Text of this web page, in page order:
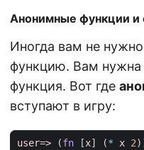
Анонимные функции и
Иногда вам не
функцию. Вам нужна
функция. Вот где
вступают в игру:
user=> (fn [x] (* x 2